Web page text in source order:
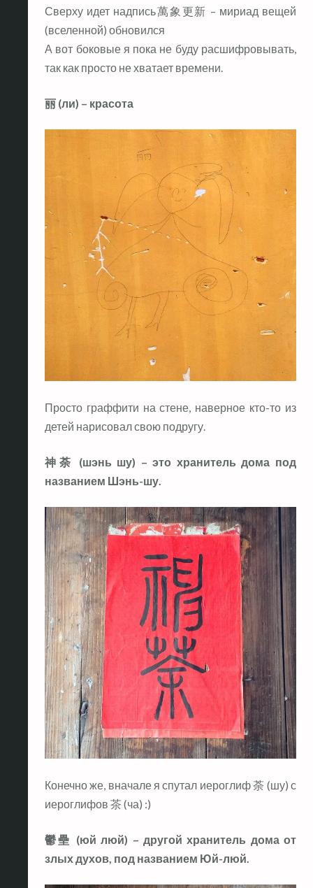
Сверху идет надпись萬象更新 – мириад вещей
(вселенной) обновился
А вот боковые я пока не буду расшифровывать,
так как просто не хватает времени.
丽 (ли) – красота
Просто граффити на стене, наверное кто-то из
детей нарисовал свою подругу.
神荼 (шэнь шу) – это хранитель дома под
названием Шэнь-шу.
Конечно же, вначале я спутал иероглиф 荼 (шу) с
иероглифов 茶 (ча) :)
鬱壘 (юй люй) – другой хранитель дома от
злых духов, под названием Юй-люй.